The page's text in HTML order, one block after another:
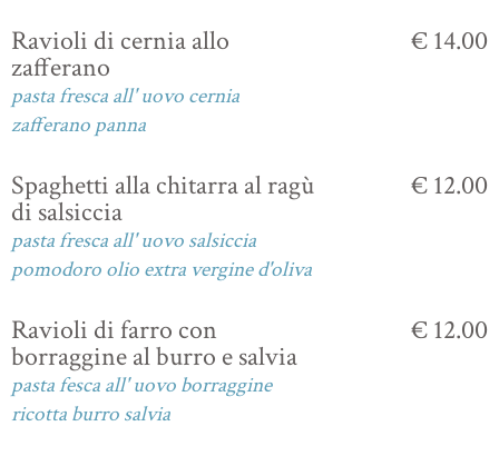
Ravioli di cernia allo
zafferano
pasta fresca all' uovo cernia
zafferano panna
€ 14.00
Spaghetti alla chitarra al ragù
di salsiccia
pasta fresca all' uovo salsiccia
pomodoro olio extra vergine d'oliva
€ 12.00
Ravioli di farro con
borraggine al burro e salvia
pasta fesca all' uovo borraggine
ricotta burro salvia
€ 12.00